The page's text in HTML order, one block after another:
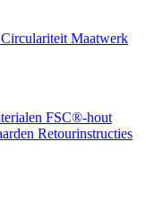
Circulariteit Maatwerk
FSC®-hout
Retourinstructies